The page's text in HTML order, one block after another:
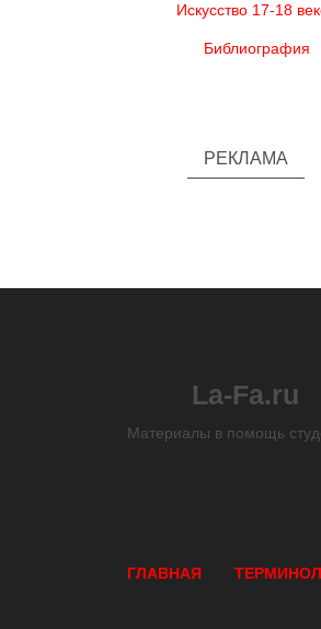
Искусство 17-18
Библиография
РЕКЛАМА
La-Fa.ru
Материалы в помощь
ГЛАВНАЯ